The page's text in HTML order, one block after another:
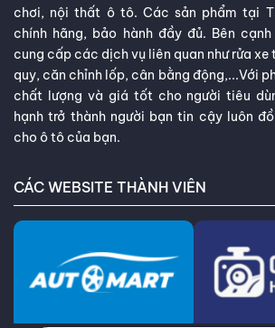
VỀ THANH AN AUTOCARE
hàng chuyên phân phối các sản phẩm lốp
chính hãng, bảo hành đầy đủ. Bên cạnh
cung cấp các dịch vụ liên quan như rửa xe
quy, căn chỉnh lốp, cân bằng động,...Với
chất lượng và giá tốt cho người tiêu